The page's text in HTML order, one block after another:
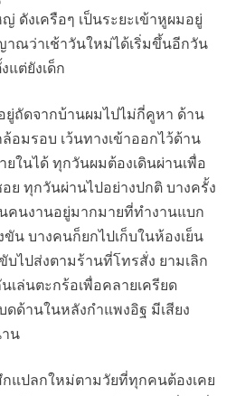
ดังเครือๆ เป็นระยะเข้าหูผมอยู่
ณว่าเช้าวันใหม่ได้เริ่มขึ้นอีกวัน
ต่ยังเด็ก
ยู่ถัดจากบ้านผมไปไม่กี่คูหา ด้าน
มรอบ เว้นทางเข้าออกไว้ด้าน
ในได้ ทุกวันผมต้องเดินผ่านเพื่อ
ย ทุกวันผ่านไปอย่างปกติ บางครั้ง
คนงานอยู่มากมายที่ทำงานแบก
น บางคนก็ยกไปเก็บในห้องเย็น
ไปส่งตามร้านที่โทรสั่ง ยามเลิก
เล่นตะกร้อเพื่อคลายเครียด
ด้านในหลังกำแพงอิฐ มีเสียง
น
แปลกใหม่ตามวัยที่ทุกคนต้องเคย